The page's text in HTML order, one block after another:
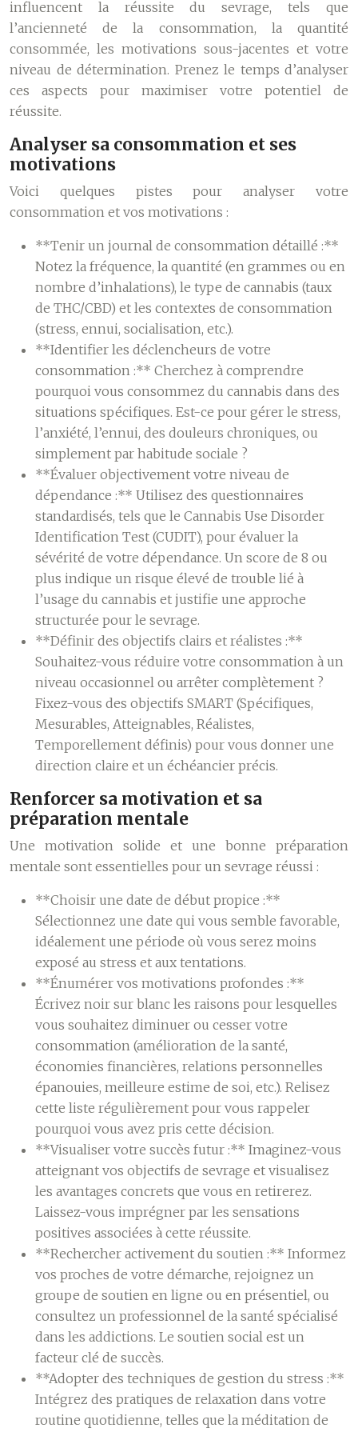
influencent la réussite du sevrage, tels que
l’ancienneté de la consommation, la quantité
consommée, les motivations sous-jacentes et votre
niveau de détermination. Prenez le temps d’analyser
ces aspects pour maximiser votre potentiel de
réussite.
Analyser sa consommation et ses
motivations
Voici quelques pistes pour analyser votre
consommation et vos motivations :
**Tenir un journal de consommation détaillé :**
Notez la fréquence, la quantité (en grammes ou en
nombre d’inhalations), le type de cannabis (taux
de THC/CBD) et les contextes de consommation
(stress, ennui, socialisation, etc.).
**Identifier les déclencheurs de votre
consommation :** Cherchez à comprendre
pourquoi vous consommez du cannabis dans des
situations spécifiques. Est-ce pour gérer le stress,
l’anxiété, l’ennui, des douleurs chroniques, ou
simplement par habitude sociale ?
**Évaluer objectivement votre niveau de
dépendance :** Utilisez des questionnaires
standardisés, tels que le Cannabis Use Disorder
Identification Test (CUDIT), pour évaluer la
sévérité de votre dépendance. Un score de 8 ou
plus indique un risque élevé de trouble lié à
l’usage du cannabis et justifie une approche
structurée pour le sevrage.
**Définir des objectifs clairs et réalistes :**
Souhaitez-vous réduire votre consommation à un
niveau occasionnel ou arrêter complètement ?
Fixez-vous des objectifs SMART (Spécifiques,
Mesurables, Atteignables, Réalistes,
Temporellement définis) pour vous donner une
direction claire et un échéancier précis.
Renforcer sa motivation et sa
préparation mentale
Une motivation solide et une bonne préparation
mentale sont essentielles pour un sevrage réussi :
**Choisir une date de début propice :**
Sélectionnez une date qui vous semble favorable,
idéalement une période où vous serez moins
exposé au stress et aux tentations.
**Énumérer vos motivations profondes :**
Écrivez noir sur blanc les raisons pour lesquelles
vous souhaitez diminuer ou cesser votre
consommation (amélioration de la santé,
économies financières, relations personnelles
épanouies, meilleure estime de soi, etc.). Relisez
cette liste régulièrement pour vous rappeler
pourquoi vous avez pris cette décision.
**Visualiser votre succès futur :** Imaginez-vous
atteignant vos objectifs de sevrage et visualisez
les avantages concrets que vous en retirerez.
Laissez-vous imprégner par les sensations
positives associées à cette réussite.
**Rechercher activement du soutien :** Informez
vos proches de votre démarche, rejoignez un
groupe de soutien en ligne ou en présentiel, ou
consultez un professionnel de la santé spécialisé
dans les addictions. Le soutien social est un
facteur clé de succès.
**Adopter des techniques de gestion du stress :**
Intégrez des pratiques de relaxation dans votre
routine quotidienne, telles que la méditation de